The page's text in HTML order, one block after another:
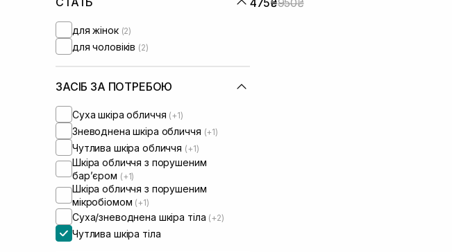
для жінок (2)
для чоловіків (2)
ЗАСІБ ЗА ПОТРЕБОЮ
Суха шкіра обличчя (+1)
Зневоднена шкіра обличчя (+1)
Чутлива шкіра обличчя (+1)
Шкіра обличчя з порушеним
барʼєром (+1)
Шкіра обличчя з порушеним
мікробіомом (+1)
Суха/зневоднена шкіра тіла (+2)
Чутлива шкіра тіла